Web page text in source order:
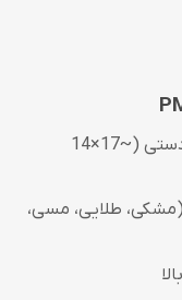
سایز بزرگ مناسب پروژه‌های رزینی و دستی (~17×14
و جذاب (مشکی، طلایی، مسی،